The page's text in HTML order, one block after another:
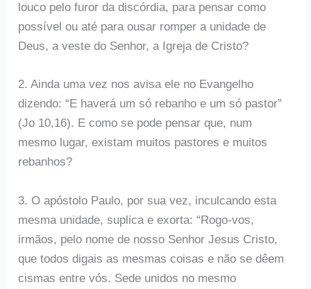
louco pelo furor da discórdia, para pensar como
possível ou até para ousar romper a unidade de
Deus, a veste do Senhor, a Igreja de Cristo?
2. Ainda uma vez nos avisa ele no Evangelho
dizendo: “E haverá um só rebanho e um só pastor”
(Jo 10,16). E como se pode pensar que, num
mesmo lugar, existam muitos pastores e muitos
rebanhos?
3. O apóstolo Paulo, por sua vez, inculcando esta
mesma unidade, suplica e exorta: “Rogo-vos,
irmãos, pelo nome de nosso Senhor Jesus Cristo,
que todos digais as mesmas coisas e não se dêem
cismas entre vós. Sede unidos no mesmo